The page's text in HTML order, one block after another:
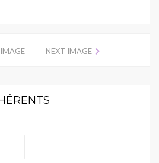
NEXT IMAGE